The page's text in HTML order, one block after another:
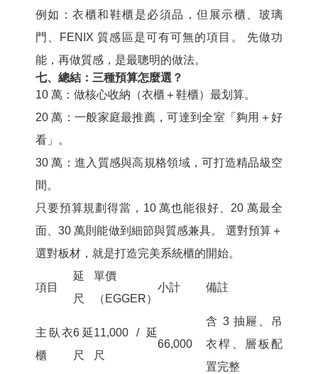
例如：衣櫃和鞋櫃是必須品，但展示櫃、玻璃
門、FENIX 質感區是可有可無的項目。 先做功
能，再做質感，是最聰明的做法。
七、總結：三種預算怎麼選？
10 萬： 做核心收納（衣櫃＋鞋櫃）最划算。
20 萬： 一般家庭最推薦，可達到全室「夠用＋好
看」。
30 萬： 進入質感與高規格領域，可打造精品級空
間。
只要預算規劃得當，10 萬也能很好、20 萬最全
面、30 萬則能做到細節與質感兼具。 選對預算＋
選對板材，就是打造完美系統櫃的開始。
項目
延
尺
單價
（EGGER）
小計 備註
主臥衣
櫃
6 延
尺
11,000 / 延
尺
66,000
含 3 抽屜、吊
衣桿、層板配
置完整